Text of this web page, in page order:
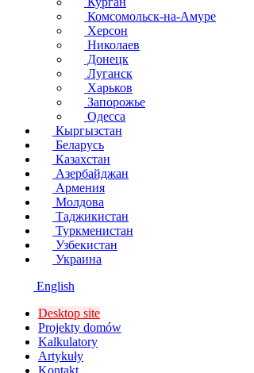
Комсомольск-на-Амуре
Херсон
Николаев
Донецк
Луганск
Харьков
Запорожье
Одесса
Кыргызстан
Беларусь
Казахстан
Азербайджан
Армения
Молдова
Таджикистан
Туркменистан
Узбекистан
Украина
English
Desktop site
Projekty domów
Kalkulatory
Artykuły
Kontakt